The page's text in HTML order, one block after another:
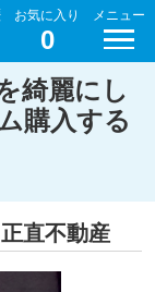
お気に入り
0
メニュー
綺麗にし
購入する
直不動産